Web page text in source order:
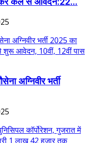
अग्निवीर भर्ती